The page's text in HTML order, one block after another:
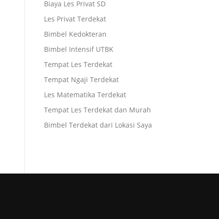
Biaya Les Privat SD
Les Privat Terdekat
Bimbel Kedokteran
Bimbel Intensif UTBK
Tempat Les Terdekat
Tempat Ngaji Terdekat
Les Matematika Terdekat
Tempat Les Terdekat dan Murah
Bimbel Terdekat dari Lokasi Saya